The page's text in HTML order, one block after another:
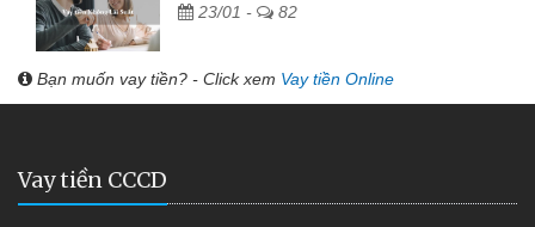
23/01 - 82
Bạn muốn vay tiền? - Click xem Vay tiền Online
Vay tiền CCCD